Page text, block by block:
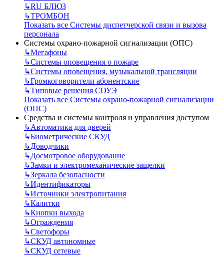
↳RU БЛЮЗ
↳ТРОМБОН
Показать все Системы диспетчерской связи и вызова
персонала
Системы охрано-пожарной сигнализации (ОПС)
↳Мегафоны
↳Системы оповещения о пожаре
↳Системы оповещения, музыкальной трансляции
↳Громкоговорители абонентские
↳Типовые решения СОУЭ
Показать все Системы охрано-пожарной сигнализации
(ОПС)
Средства и системы контроля и управления доступом
↳Автоматика для дверей
↳Биометрические СКУД
↳Доводчики
↳Досмотровое оборудование
↳Замки и электромеханические защелки
↳Зеркала безопасности
↳Идентификаторы
↳Источники электропитания
↳Калитки
↳Кнопки выхода
↳Ограждения
↳Светофоры
↳СКУД автономные
↳СКУД сетевые